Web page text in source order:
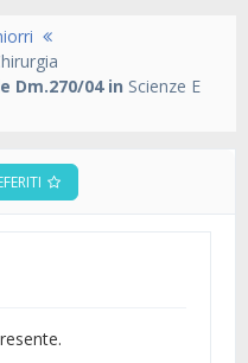
Dm.270/04 in Scienze E